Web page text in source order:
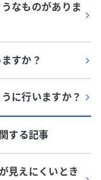
なものがありま
すか？
に行いますか？
する記事
見えにくいとき